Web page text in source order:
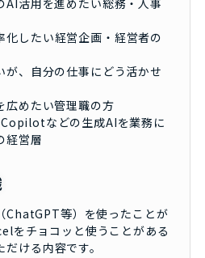
AI活用を進めたい総務・人事
化したい経営企画・経営者の
が、自分の仕事にどう活かせ
広めたい管理職の方
などの生成AIを業務に
経営層
ChatGPT等）を使ったことが
をチョコッと使うことがある
ける内容です。